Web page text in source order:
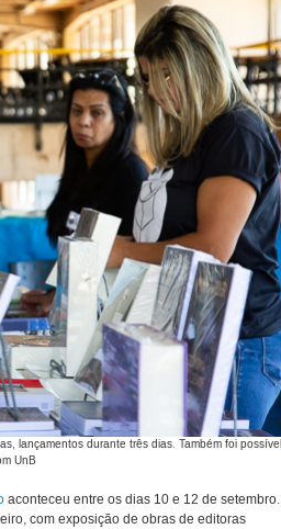
lançamentos durante três dias. Também foi possível
UnB
aconteceu entre os dias 10 e 12 de setembro.
com exposição de obras de editoras